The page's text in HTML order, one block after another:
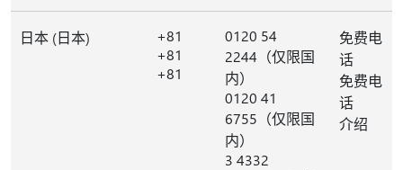
日本 (日本)
+81
+81
+81
0120 54
2244（仅限国
内）
0120 41
6755（仅限国
内）
3 4332
免费电
话
免费电
话
介绍